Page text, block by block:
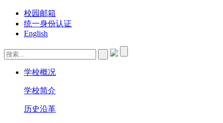
校园邮箱
统一身份认证
English
学校概况
学校简介
历史沿革